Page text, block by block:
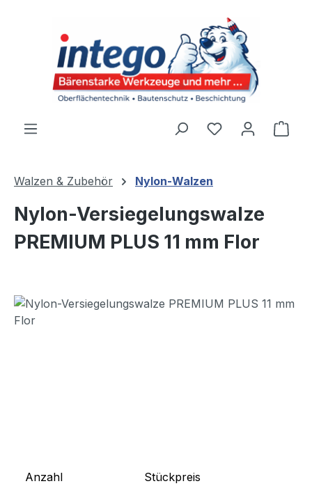
Du hast 0
Walzen & Zubehör Nylon-Walzen
Nylon-Versiegelungswalze
PREMIUM PLUS 11 mm Flor
Bildergalerie überspringen
Anzahl Stückpreis